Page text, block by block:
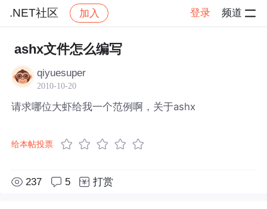
.NET社区 加入 登录 频道
社区 .NET社区 帖子详情
ashx文件怎么编写
qiyuesuper
2010-10-20
请求哪位大虾给我一个范例啊，关于ashx
给本帖投票
237 5 打赏